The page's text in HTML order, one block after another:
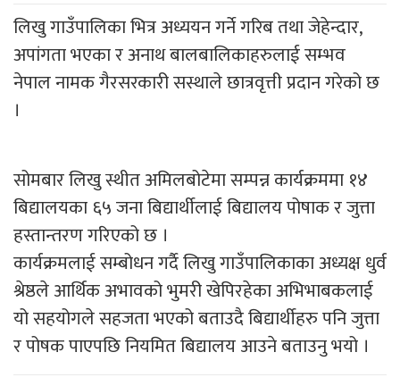
लिखु गाउँपालिका भित्र अध्ययन गर्ने गरिब तथा जेहेन्दार,
अपांगता भएका र अनाथ बालबालिकाहरुलाई सम्भव
नेपाल नामक गैरसरकारी सस्थाले छात्रवृत्ती प्रदान गरेको छ
।
सोमबार लिखु स्थीत अमिलबोटेमा सम्पन्न कार्यक्रममा १४
बिद्यालयका ६५ जना बिद्यार्थीलाई बिद्यालय पोषाक र जुत्ता
हस्तान्तरण गरिएको छ ।
कार्यक्रमलाई सम्बोधन गर्दै लिखु गाउँपालिकाका अध्यक्ष धुर्व
श्रेष्ठले आर्थिक अभावको भुमरी खेपिरहेका अभिभाबकलाई
यो सहयोगले सहजता भएको बताउदै बिद्यार्थीहरु पनि जुत्ता
र पोषक पाएपछि नियमित बिद्यालय आउने बताउनु भयो ।